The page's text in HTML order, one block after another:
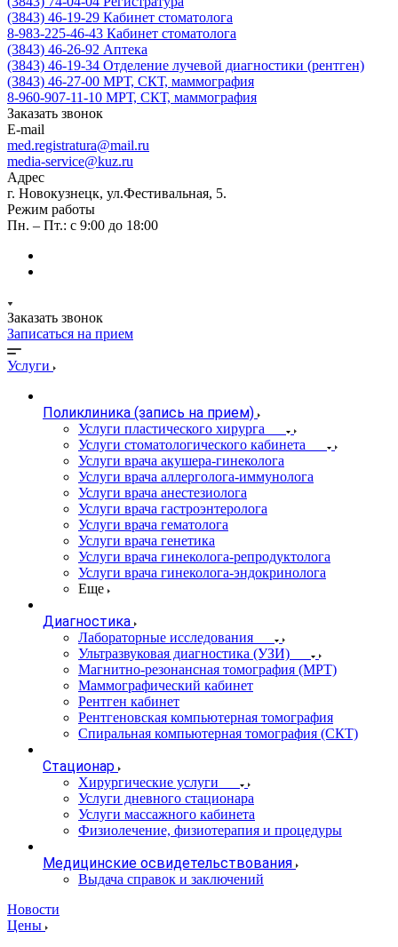
(3843) 46-19-29 Кабинет стоматолога
8-983-225-46-43 Кабинет стоматолога
(3843) 46-26-92 Аптека
(3843) 46-19-34 Отделение лучевой диагностики (рентген)
(3843) 46-27-00 МРТ, СКТ, маммография
8-960-907-11-10 МРТ, СКТ, маммография
Заказать звонок
E-mail
med.registratura@mail.ru
media-service@kuz.ru
Адрес
г. Новокузнецк, ул.Фестивальная, 5.
Режим работы
Пн. – Пт.: с 9:00 до 18:00
Заказать звонок
Записаться на прием
Услуги
Поликлиника (запись на прием)
Услуги пластического хирурга
Услуги стоматологического кабинета
Услуги врача акушера-гинеколога
Услуги врача аллерголога-иммунолога
Услуги врача анестезиолога
Услуги врача гастроэнтеролога
Услуги врача гематолога
Услуги врача генетика
Услуги врача гинеколога-репродуктолога
Услуги врача гинеколога-эндокринолога
Еще
Диагностика
Лабораторные исследования
Ультразвуковая диагностика (УЗИ)
Магнитно-резонансная томография (МРТ)
Маммографический кабинет
Рентген кабинет
Рентгеновская компьютерная томография
Спиральная компьютерная томография (СКТ)
Стационар
Хирургические услуги
Услуги дневного стационара
Услуги массажного кабинета
Физиолечение, физиотерапия и процедуры
Медицинские освидетельствования
Выдача справок и заключений
Новости
Цены